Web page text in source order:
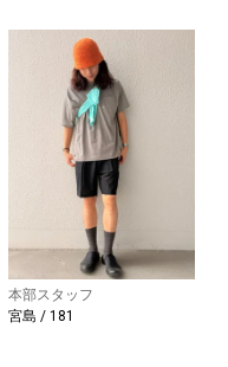
本部スタッフ
宮島 / 181